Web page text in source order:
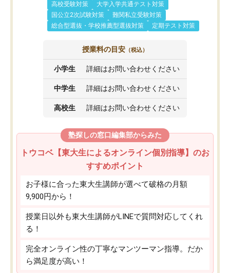
高校受験対策
大学入学共通テスト対策
国公立2次試験対策
難関私立受験対策
総合型選抜・学校推薦型選抜対策
定期テスト対策
授業料の目安 （税込）
小学生 詳細はお問い合わせください
中学生 詳細はお問い合わせください
高校生 詳細はお問い合わせください
塾探しの窓口編集部からみた
トウコベ【東大生によるオンライン個別指導】のお
すすめポイント
お子様に合った東大生講師が選べて破格の月額
9,900円から！
授業日以外も東大生講師がLINEで質問対応してくれ
る！
完全オンライン性の丁寧なマンツーマン指導。だか
ら満足度が高い！